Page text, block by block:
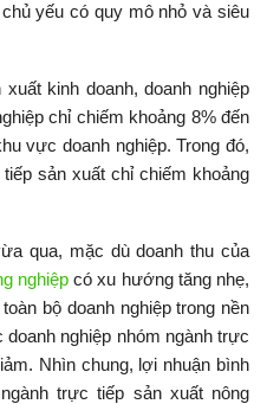
yếu có quy mô nhỏ và siêu
kinh doanh, doanh nghiệp
chỉ chiếm khoảng 8% đến
vực doanh nghiệp. Trong đó,
sản xuất chỉ chiếm khoảng
qua, mặc dù doanh thu của
nghiệp có xu hướng tăng nhẹ,
bộ doanh nghiệp trong nền
nghiệp nhóm ngành trực
Nhìn chung, lợi nhuận bình
trực tiếp sản xuất nông